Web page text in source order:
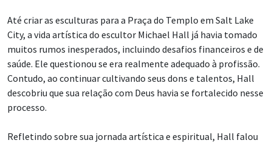
Até criar as esculturas para a Praça do Templo em Salt Lake
City, a vida artística do escultor Michael Hall já havia tomado
muitos rumos inesperados, incluindo desafios financeiros e de
saúde. Ele questionou se era realmente adequado à profissão.
Contudo, ao continuar cultivando seus dons e talentos, Hall
descobriu que sua relação com Deus havia se fortalecido nesse
processo.
Refletindo sobre sua jornada artística e espiritual, Hall falou